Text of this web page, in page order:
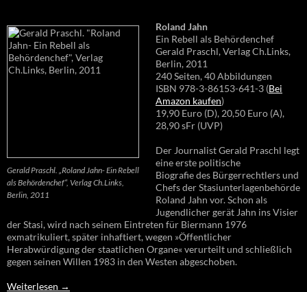
Gerald Praschl. „Roland Jahn- Ein Rebell
als Behördenchef“, Verlag Ch.Links,
Berlin, 2011
Roland Jahn
Ein Rebell als Behördenchef
Gerald Praschl, Verlag Ch.Links,
Berlin, 2011
240 Seiten, 40 Abbildungen
ISBN 978-3-86153-641-3 (Bei
Amazon kaufen)
19,90 Euro (D), 20,50 Euro (A),
28,90 sFr (UVP)
Der Journalist Gerald Praschl legt
eine erste politische
Biografie des Bürgerrechtlers und
Chefs der Stasiunterlagenbehörde
Roland Jahn vor. Schon als
Jugendlicher gerät Jahn ins Visier
der Stasi, wird nach seinem Eintreten für Biermann 1976
exmatrikuliert, später inhaftiert, wegen »Öffentlicher
Herabwürdigung der staatlichen Organe« verurteilt und schließlich
gegen seinen Willen 1983 in den Westen abgeschoben.
Weiterlesen →